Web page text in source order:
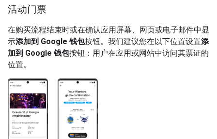
活动门票
在购买流程结束时或在确认应用屏幕、网页或电子邮件中显
示添加到 Google 钱包按钮。我们建议您在以下位置设置添
加到 Google 钱包按钮：用户在应用或网站中访问其票证的
位置。